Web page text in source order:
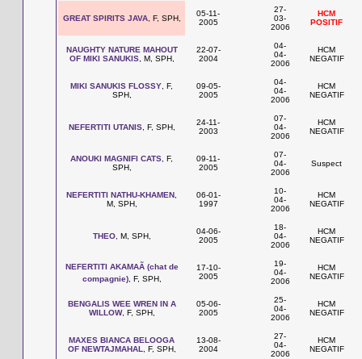
GREAT SPIRITS JAVA, F, SPH,
05-11-
2005
27-
03-
2006
HCM
POSITIF
NAUGHTY NATURE MAHOUT
OF MIKI SANUKIS, M, SPH,
22-07-
2004
04-
04-
2006
HCM
NEGATIF
MIKI SANUKIS FLOSSY , F,
SPH,
09-05-
2005
04-
04-
2006
HCM
NEGATIF
NEFERTITI UTANIS, F, SPH,
24-11-
2003
07-
04-
2006
HCM
NEGATIF
ANOUKI MAGNIFI CATS , F,
SPH,
09-11-
2005
07-
04-
2006
Suspect
NEFERTITI NATHU-KHAMEN
M, SPH,
06-01-
1997
10-
04-
2006
HCM
NEGATIF
THEO, M, SPH,
04-06-
2005
18-
04-
2006
HCM
NEGATIF
NEFERTITI AKAMAÃ (chat de
compagnie), F, SPH,
17-10-
2005
19-
04-
2006
HCM
NEGATIF
BENGALIS WEE WREN IN A
WILLOW, F, SPH,
05-06-
2005
25-
04-
2006
HCM
NEGATIF
MAXES BIANCA BELOOGA
OF NEWTAJMAHAL
, F, SPH,
13-08-
2004
27-
04-
2006
HCM
NEGATIF